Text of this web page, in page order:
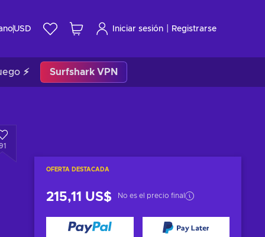
USD Iniciar sesión Registrarse
⚡ Surfshark VPN
OFERTA DESTACADA
215,11 US$ No es el precio final